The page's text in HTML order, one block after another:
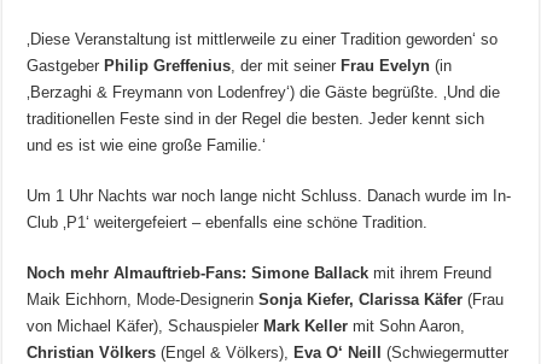
‚Diese Veranstaltung ist mittlerweile zu einer Tradition geworden‘ so
Gastgeber Philip Greffenius, der mit seiner Frau Evelyn (in
‚Berzaghi & Freymann von Lodenfrey‘) die Gäste begrüßte. ‚Und die
traditionellen Feste sind in der Regel die besten. Jeder kennt sich
und es ist wie eine große Familie.‘
Um 1 Uhr Nachts war noch lange nicht Schluss. Danach wurde im In-
Club ‚P1‘ weitergefeiert – ebenfalls eine schöne Tradition.
Noch mehr Almauftrieb-Fans: Simone Ballack mit ihrem Freund
Maik Eichhorn, Mode-DesignerinSonja Kiefer, Clarissa Käfer (Frau
von Michael Käfer), Schauspieler Mark Keller mit Sohn Aaron,
Christian Völkers (Engel & Völkers), Eva O‘ Neill
(Schwiegermutter